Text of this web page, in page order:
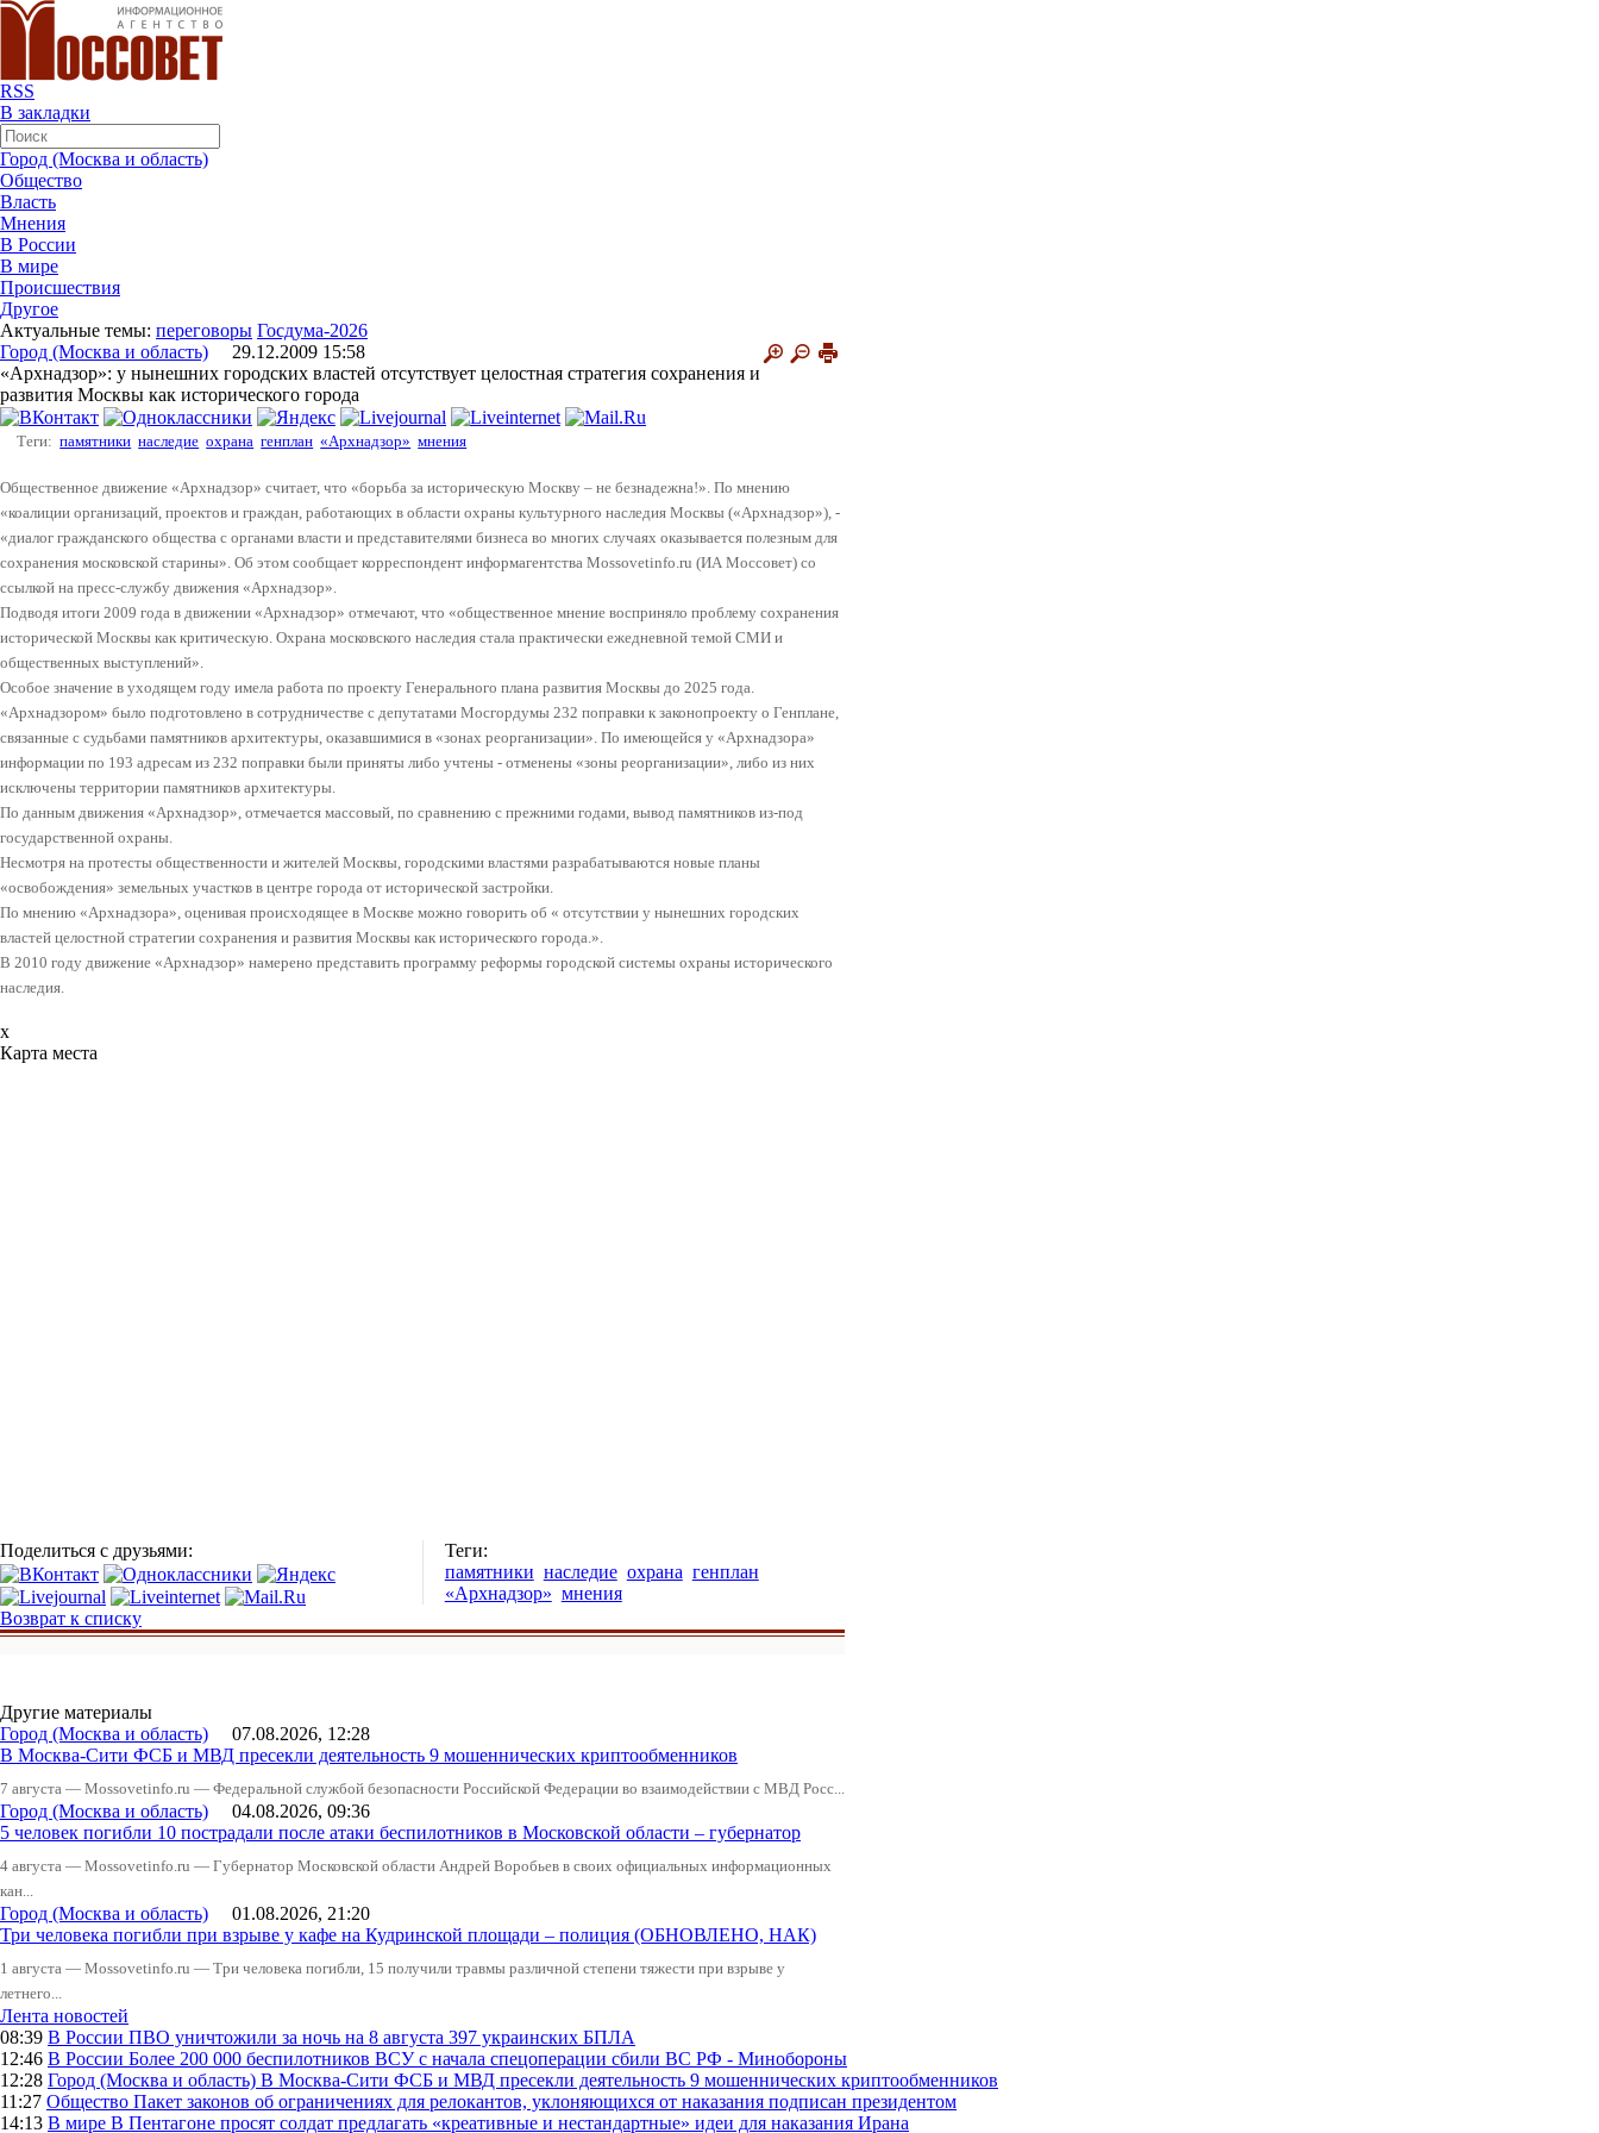
RSS
В закладки
Город (Москва и область)
Общество
Власть
Мнения
В России
В мире
Происшествия
Другое
Актуальные темы: переговоры Госдума-2026
Город (Москва и область) 29.12.2009 15:58
«Архнадзор»: у нынешних городских властей отсутствует целостная стратегия сохранения и
развития Москвы как исторического города
Теги: памятники наследие охрана генплан «Архнадзор» мнения
Общественное движение «Архнадзор» считает, что «борьба за историческую Москву – не безнадежна!». По мнению
«коалиции организаций, проектов и граждан, работающих в области охраны культурного наследия Москвы («Архнадзор»), -
«диалог гражданского общества с органами власти и представителями бизнеса во многих случаях оказывается полезным для
сохранения московской старины». Об этом сообщает корреспондент информагентства Mossovetinfo.ru (ИА Моссовет) со
ссылкой на пресс-службу движения «Архнадзор».
Подводя итоги 2009 года в движении «Архнадзор» отмечают, что «общественное мнение восприняло проблему сохранения
исторической Москвы как критическую. Охрана московского наследия стала практически ежедневной темой СМИ и
общественных выступлений».
Особое значение в уходящем году имела работа по проекту Генерального плана развития Москвы до 2025 года.
«Архнадзором» было подготовлено в сотрудничестве с депутатами Мосгордумы 232 поправки к законопроекту о Генплане,
связанные с судьбами памятников архитектуры, оказавшимися в «зонах реорганизации». По имеющейся у «Архнадзора»
информации по 193 адресам из 232 поправки были приняты либо учтены - отменены «зоны реорганизации», либо из них
исключены территории памятников архитектуры.
По данным движения «Архнадзор», отмечается массовый, по сравнению с прежними годами, вывод памятников из-под
государственной охраны.
Несмотря на протесты общественности и жителей Москвы, городскими властями разрабатываются новые планы
«освобождения» земельных участков в центре города от исторической застройки.
По мнению «Архнадзора», оценивая происходящее в Москве можно говорить об « отсутствии у нынешних городских
властей целостной стратегии сохранения и развития Москвы как исторического города.».
В 2010 году движение «Архнадзор» намерено представить программу реформы городской системы охраны исторического
наследия.
x
Карта места
Поделиться с друзьями:
Теги:
памятники наследие охрана генплан
«Архнадзор» мнения
Возврат к списку
Другие материалы
Город (Москва и область) 07.08.2026, 12:28
В Москва-Сити ФСБ и МВД пресекли деятельность 9 мошеннических криптообменников
7 августа — Mossovetinfo.ru — Федеральной службой безопасности Российской Федерации во взаимодействии с МВД Росс...
Город (Москва и область) 04.08.2026, 09:36
5 человек погибли 10 пострадали после атаки беспилотников в Московской области – губернатор
4 августа — Mossovetinfo.ru — Губернатор Московской области Андрей Воробьев в своих официальных информационных
кан...
Город (Москва и область) 01.08.2026, 21:20
Три человека погибли при взрыве у кафе на Кудринской площади – полиция (ОБНОВЛЕНО, НАК)
1 августа — Mossovetinfo.ru — Три человека погибли, 15 получили травмы различной степени тяжести при взрыве у
летнего...
Лента новостей
08:39 В России ПВО уничтожили за ночь на 8 августа 397 украинских БПЛА
12:46 В России Более 200 000 беспилотников ВСУ с начала спецоперации сбили ВС РФ - Минобороны
12:28 Город (Москва и область) В Москва-Сити ФСБ и МВД пресекли деятельность 9 мошеннических криптообменников
11:27 Общество Пакет законов об ограничениях для релокантов, уклоняющихся от наказания подписан президентом
14:13 В мире В Пентагоне просят солдат предлагать «креативные и нестандартные» идеи для наказания Ирана